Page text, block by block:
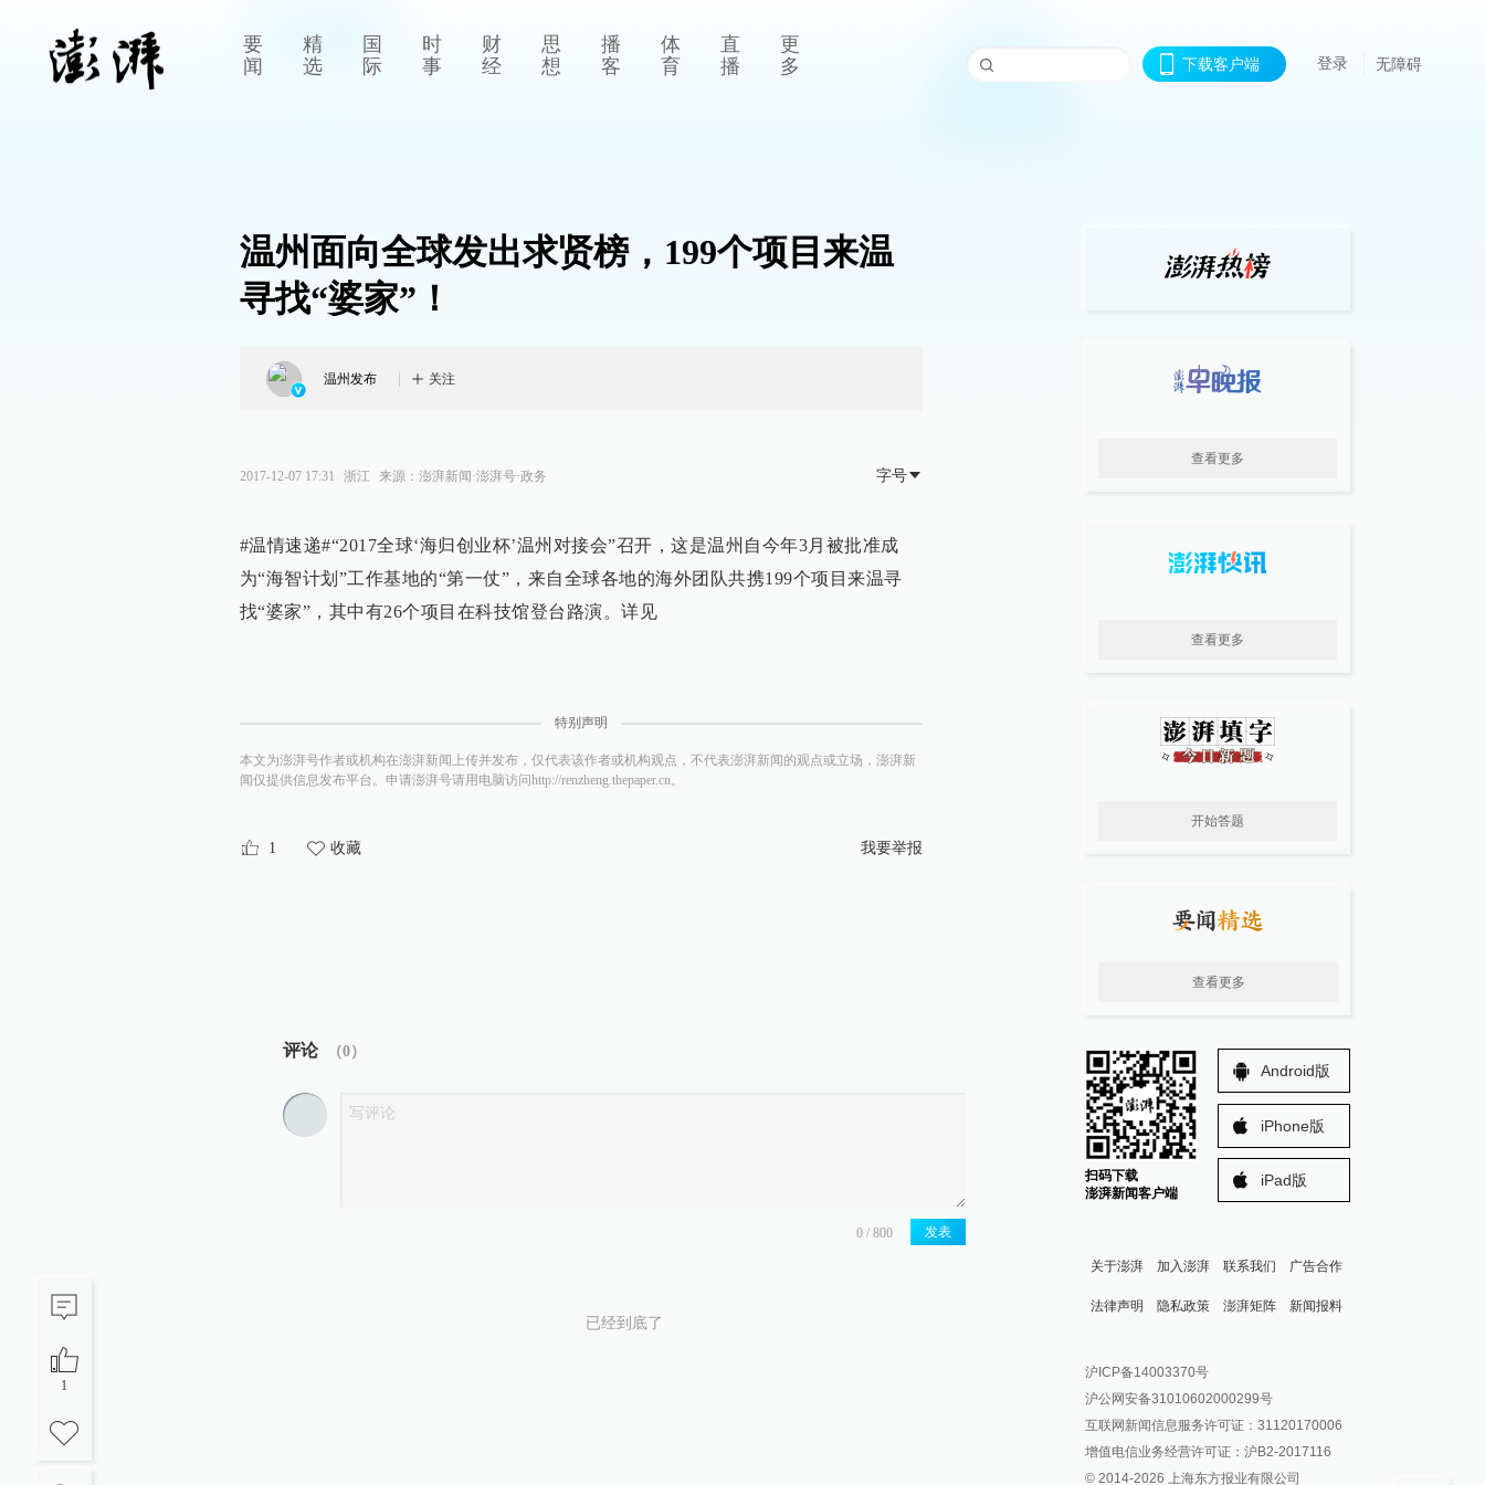
要
闻
精
选
国
际
时
事
财
经
思
想
播
客
体
育
直
播
更
多
下载客户端 登录 无障碍
1
温州面向全球发出求贤榜，199个项目来温
寻找“婆家”！
温州发布 关注
2017-12-07 17:31 浙江 来源： 澎湃新闻·澎湃号·政务 字号
#温情速递#“2017全球‘海归创业杯’温州对接会”召开，这是温州自今年3月被批准成
为“海智计划”工作基地的“第一仗”，来自全球各地的海外团队共携199个项目来温寻
找“婆家”，其中有26个项目在科技馆登台路演。详见
特别声明
本文为澎湃号作者或机构在澎湃新闻上传并发布，仅代表该作者或机构观点，不代表澎湃新闻的观点或立场，澎湃新
闻仅提供信息发布平台。申请澎湃号请用电脑访问http://renzheng.thepaper.cn。
1 收藏 我要举报
评论 （0）
发表
已经到底了
查看更多
查看更多
开始答题
查看更多
扫码下载
澎湃新闻客户端
Android版
iPhone版
iPad版
关于澎湃 加入澎湃 联系我们 广告合作
法律声明 隐私政策 澎湃矩阵
澎湃新闻公众号
澎湃新闻抖音号
派生万物开放平台
IP SHANGHAI
新闻报料
报料邮箱: news@thepaper.cn
沪ICP备14003370号
沪公网安备31010602000299号
互联网新闻信息服务许可证：31120170006
增值电信业务经营许可证：沪B2-2017116
© 2014-2026 上海东方报业有限公司